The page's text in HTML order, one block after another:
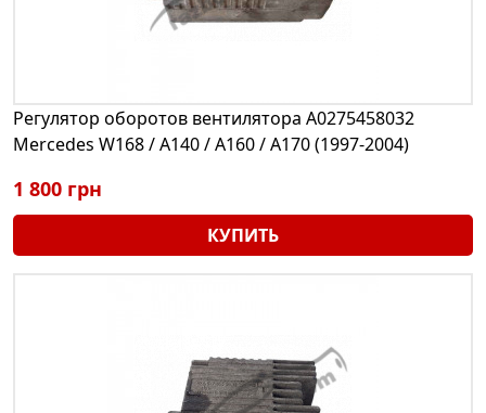
Регулятор оборотов вентилятора A0275458032
Mercedes W168 / A140 / A160 / A170 (1997-2004)
1 800 грн
КУПИТЬ